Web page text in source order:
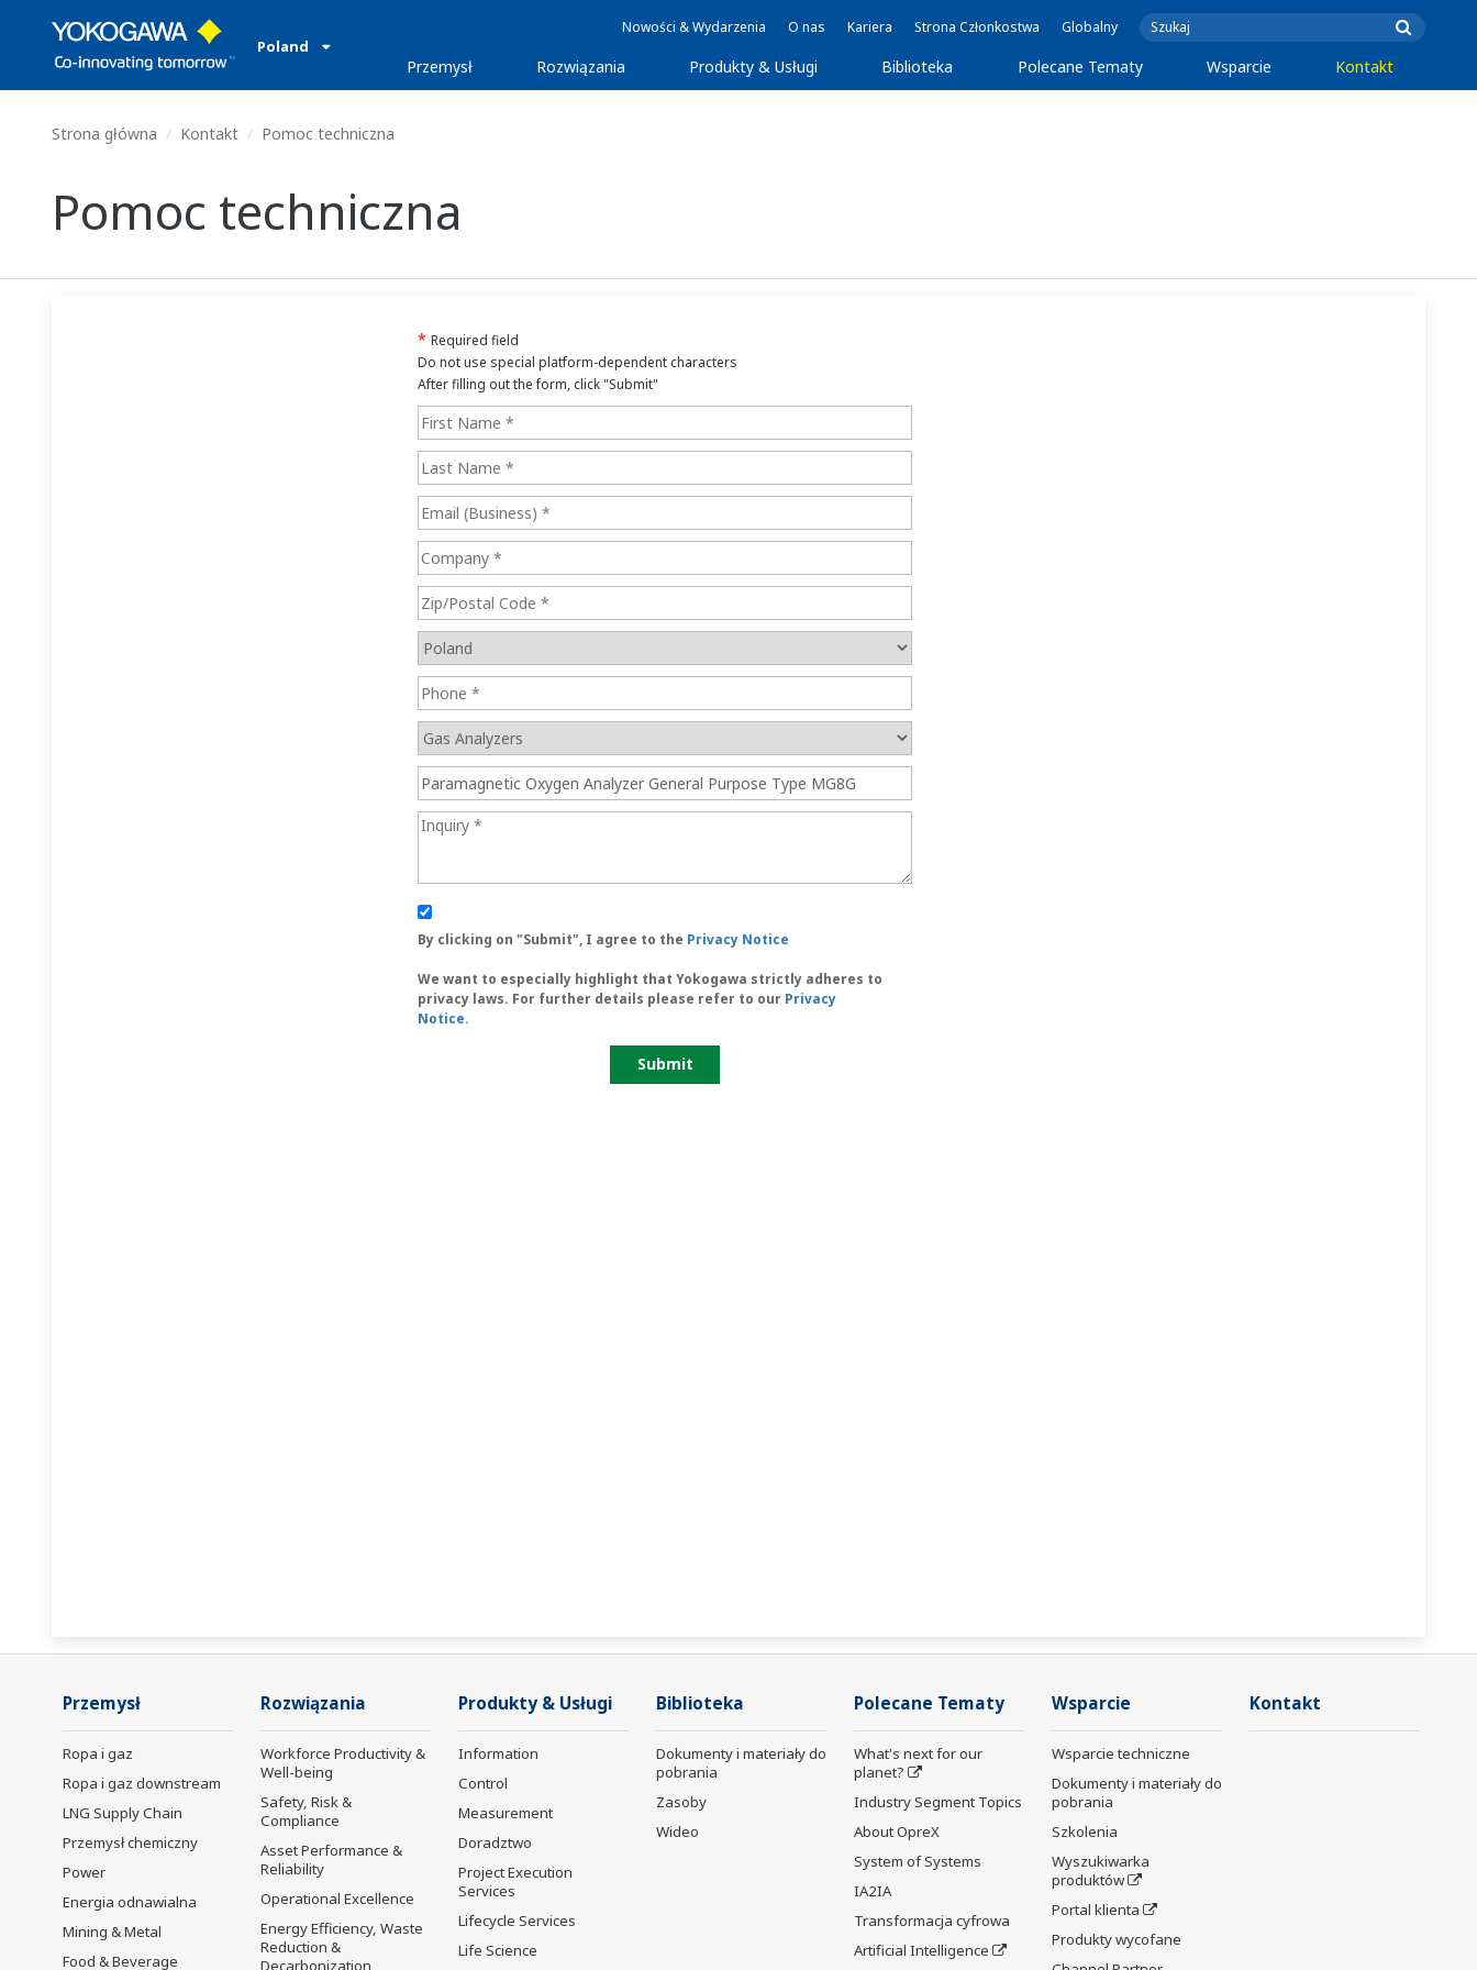
Poland
Nowości & Wydarzenia O nas Kariera Strona Członkostwa Globalny
Przemysł Rozwiązania Produkty & Usługi Biblioteka Polecane Tematy Wsparcie Kontakt
Strona główna Kontakt Pomoc techniczna
Pomoc techniczna
Przemysł
Ropa i gaz
Ropa i gaz downstream
LNG Supply Chain
Przemysł chemiczny
Power
Energia odnawialna
Mining & Metal
Food & Beverage
Rozwiązania
Workforce Productivity &
Well-being
Safety, Risk &
Compliance
Asset Performance &
Reliability
Operational Excellence
Energy Efficiency, Waste
Reduction &
Decarbonization
Produkty & Usługi
Information
Control
Measurement
Doradztwo
Project Execution
Services
Lifecycle Services
Life Science
Biblioteka
Dokumenty i materiały do
pobrania
Zasoby
Wideo
Polecane Tematy
What's next for our
planet?
Industry Segment Topics
About OpreX
System of Systems
IA2IA
Transformacja cyfrowa
Artificial Intelligence
Wsparcie
Wsparcie techniczne
Dokumenty i materiały do
pobrania
Szkolenia
Wyszukiwarka
produktów
Portal klienta
Produkty wycofane
Kontakt